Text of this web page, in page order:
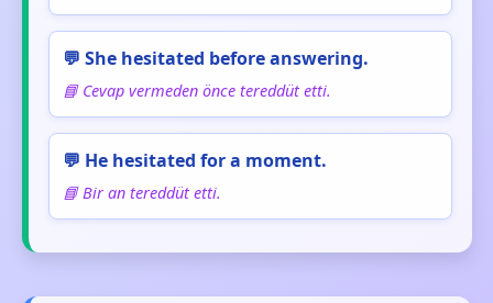
💬 She hesitated before answering.
📘 Cevap vermeden önce tereddüt etti.
💬 He hesitated for a moment.
📘 Bir an tereddüt etti.